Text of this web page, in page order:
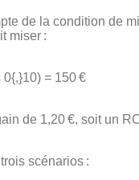
de la condition de
miser :
= 150 €
de 1,20 €, soit un
scénarios :